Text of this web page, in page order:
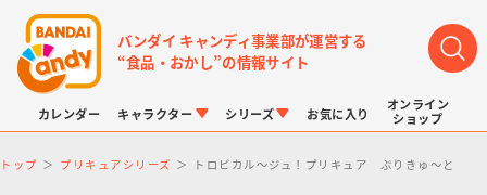
バンダイ キャンディ事業部が運営する
“食品・おかし”の情報サイト
カレンダー キャラクター シリーズ お気に入り
オンライン
ショップ
トップ プリキュアシリーズ トロピカル～ジュ！プリキュア ぷりきゅ～と